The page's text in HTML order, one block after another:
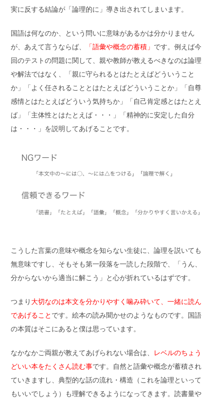
実に反する結論が「論理的に」導き出されてしまいます。
国語は何なのか、という問いに意味があるかは分かりません
が、あえて言うならば、
「語彙や概念の蓄積」 です。例えば今
回のテストの問題に関して、親や教師が教えるべきなのは論理
や解法ではなく、「親に守られるとはたとえばどういうこと
か」「よく任されることとはたとえばどういうことか」「自尊
感情とはたとえばどういう気持ちか」「自己肯定感とはたとえ
ば」「主体性とはたとえば・・・」「精神的に安定した自分
は・・・」を説明してあげることです。
こうした言葉の意味や概念を知らない生徒に、論理を説いても
無意味ですし、そもそも第一段落を一読した段階で、「うん、
分からないから適当に解こう」と心が折れているはずです。
つまり 大切なのは本文を分かりやすく噛み砕いて、一緒に読ん
であげること です。絵本の読み聞かせのようなものです。国語
の本質はそこにあると僕は思っています。
なかなかご両親が教えてあげられない場合は、
レベルのちょう
どいい本をたくさん読む事です。自然と語彙や概念が蓄積され
ていきますし、典型的な話の流れ・構造（これを論理といって
もいいでしょう）も理解できるようになってきます。読書量や